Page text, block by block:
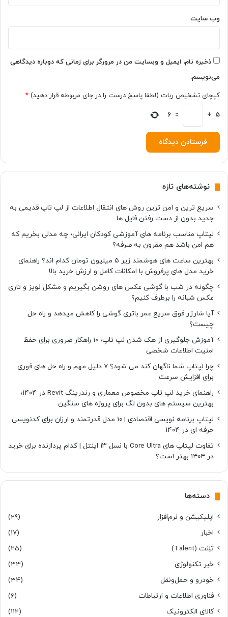
ن
د
ر
ی
د
ا
ا
ت
؟
وب‌ سایت
ذخیره نام، ایمیل و وبسایت من در مرورگر برای زمانی که دوباره دیدگاهی
می‌نویسم.
کپچای تشخیص ربات (لطفا پاسخ درست را در جای مربوطه قرار دهید) *
5
+
=
6
نوشته‌های تازه
سریع ترین و امن ترین روش های انتقال اطلاعات از لپ تاپ قدیمی به
جدید بدون از دست رفتن فایل ها
لپتاپ مناسب برنامه های آموزشی کودکان ایرانی؛ چه مدلی بخریم که
هم امن باشد هم مقرون به صرفه؟
بهترین ساعت های هوشمند زیر ۵ میلیون تومان کدام اند؟ راهنمای
خرید مدل های پرفروش با امکانات کامل و ارزش خرید بالا
چگونه در شب با گوشی عکس های روشن بگیریم و مشکل نویز و تاری
عکس شبانه را برطرف کنیم؟
آیا شارژر فوق سریع عمر باتری گوشی را کاهش میدهد و راه حل
چیست؟
آموزش جلوگیری از هک شدن لپ تاپ؛ 10 راهکار ضروری برای حفظ
امنیت اطلاعات شخصی
چرا لپتاپ شما ناگهان کند می شود؟ ۷ دلیل مهم و راه حل های فوری
برای افزایش سرعت
راهنمای خرید لپ تاپ مخصوص معماری و رندرینگ Revit در ۱۴۰۴؛
بهترین سیستم های بدون لگ برای پروژه های سنگین
لپتاپ برنامه نویسی اقتصادی | ۱۰ مدل قدرتمند و ارزان برای کدنویسی
حرفه ای در ۱۴۰۴
تفاوت لپتاپ های Core Ultra با نسل ۱۳ اینتل | کدام پردازنده برای خرید
در ۱۴۰۴ بهتر است؟
دسته‌ها
اپلیکیشن و نرم‌افزار
(29)
اخبار
(17)
تَلِنت (Talent)
(25)
خبر تکنولوژی
(33)
خودرو و حمل‌و‌نقل
(34)
فناوری اطلاعات و ارتباطات
(6)
کالای الکترونیک
(112)